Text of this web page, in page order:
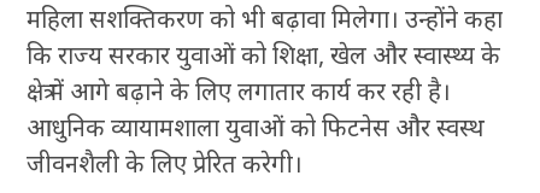
महिला सशक्तिकरण को भी बढ़ावा मिलेगा। उन्होंने कहा
कि राज्य सरकार युवाओं को शिक्षा, खेल और स्वास्थ्य के
क्षेत्र में आगे बढ़ाने के लिए लगातार कार्य कर रही है।
आधुनिक व्यायामशाला युवाओं को फिटनेस और स्वस्थ
जीवनशैली के लिए प्रेरित करेगी।